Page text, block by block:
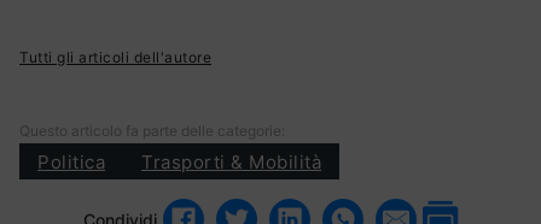
Tutti gli articoli dell'autore
Questo articolo fa parte delle categorie:
Politica Trasporti & Mobilità
Condividi